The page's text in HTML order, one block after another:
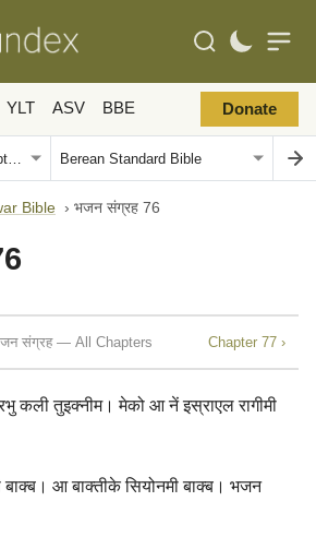
YLT ASV BBE Donate
Bible › भजन संग्रह 76
संग्रह — All Chapters Chapter 77 ›
कली तुइक्‍नीम। मेको आ नें इस्राएल रागीमी
आ बाक्‍तीके सियोनमी बाक्‍ब। भजन